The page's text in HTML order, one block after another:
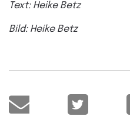
Text: Heike Betz
Bild: Heike Betz